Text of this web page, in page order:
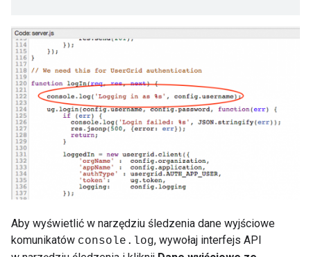
Aby wyświetlić w narzędziu śledzenia dane wyjściowe
komunikatów console.log, wywołaj interfejs API